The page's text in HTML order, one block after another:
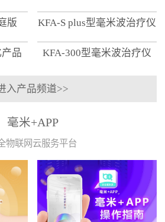
版 KFA-S plus型毫米波治疗仪
品
KFA-300型毫米波治疗仪
入产品频道>>
毫米+APP
物联网云服务平台